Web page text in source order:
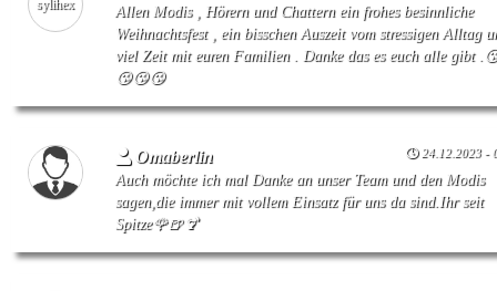
Allen Modis , Hörern und Chattern ein frohes besinnliche
Weihnachtsfest , ein bisschen Auszeit vom stressigen Alltag
viel Zeit mit euren Familien . Danke das es euch alle gibt
😘😘😘
Omaberlin 24.12.2023 -
Auch möchte ich mal Danke an unser Team und den Modis
sagen,die immer mit vollem Einsatz für uns da sind.Ihr seit
Spitze🌹🍺🍹